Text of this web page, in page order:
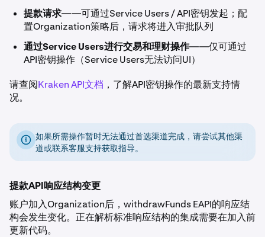
提款请求——可通过Service Users / API密钥发起；配
置Organization策略后，请求将进入审批队列
通过Service Users进行交易和理财操作——仅可通过
API密钥操作（Service Users无法访问UI）
请查阅Kraken API文档 ，了解API密钥操作的最新支持情
况。
如果所需操作暂时无法通过首选渠道完成，请尝试其他渠
道或联系客服支持获取指导。
提款API响应结构变更
账户加入Organization后， withdrawFundsEAPI的响应结
构会发生变化。正在解析标准响应结构的集成需要在加入前
更新代码。